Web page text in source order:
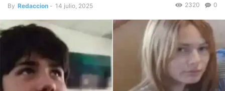
By Redaccion - 14 julio, 2025 0
2320